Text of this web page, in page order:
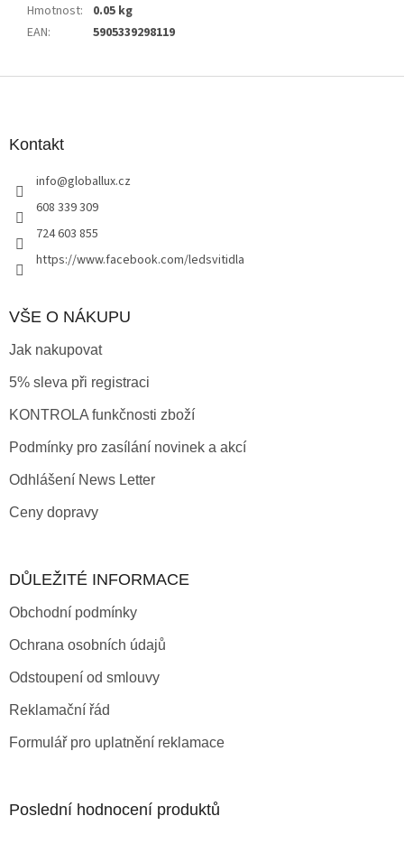
Hmotnost:
0.05 kg
EAN: 5905339298119
Kontakt
info@globallux.cz
608 339 309
724 603 855
https://www.facebook.com/ledsvitidla
VŠE O NÁKUPU
Jak nakupovat
5% sleva při registraci
KONTROLA funkčnosti zboží
Podmínky pro zasílání novinek a akcí
Odhlášení News Letter
Ceny dopravy
DŮLEŽITÉ INFORMACE
Obchodní podmínky
Ochrana osobních údajů
Odstoupení od smlouvy
Reklamační řád
Formulář pro uplatnění reklamace
Poslední hodnocení produktů